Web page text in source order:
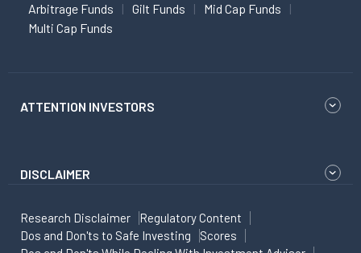
Arbitrage Funds
Gilt Funds
Mid Cap Funds
Multi Cap Funds
ATTENTION INVESTORS
DISCLAIMER
Research Disclaimer
Regulatory Content
Dos and Don'ts to Safe Investing
Scores